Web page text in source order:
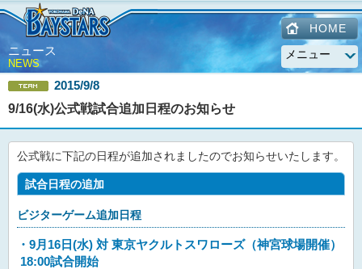
HOME
ニュース
NEWS
2015/9/8
9/16(水)公式戦試合追加日程のお知らせ
公式戦に下記の日程が追加されましたのでお知らせいたします。
試合日程の追加
ビジターゲーム追加日程
・9月16日(水) 対 東京ヤクルトスワローズ（神宮球場開催）
18:00試合開始